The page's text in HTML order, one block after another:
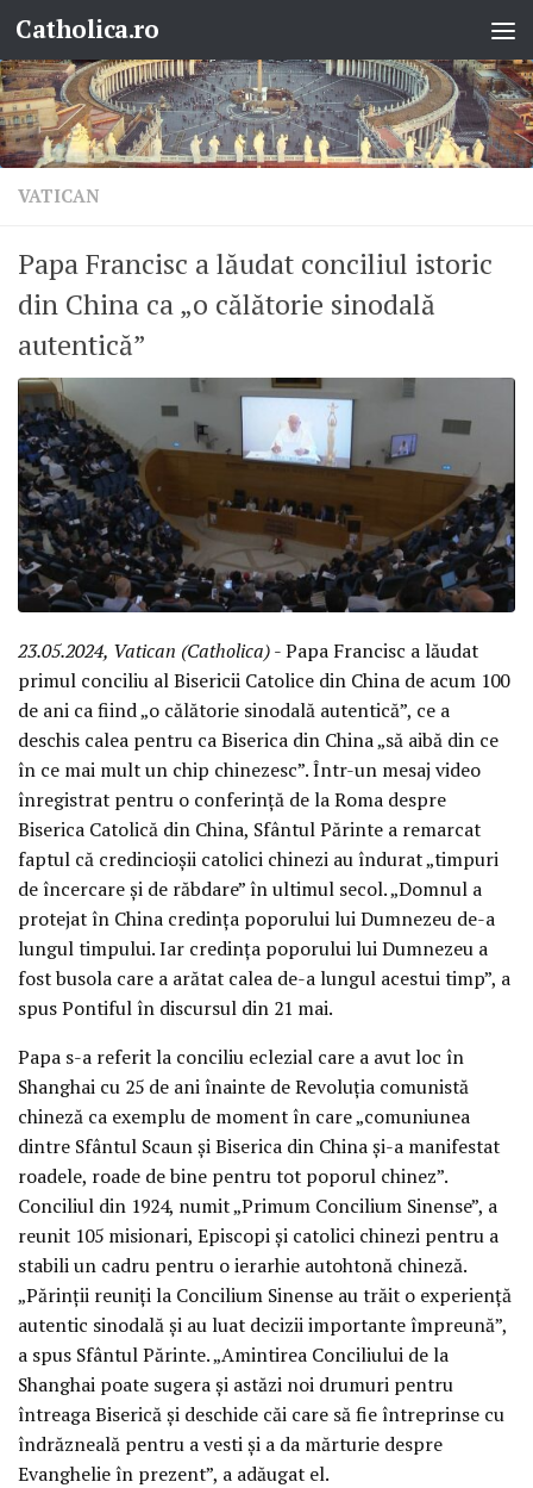
Skip to content
Catholica.ro
VATICAN
Papa Francisc a lăudat conciliul istoric
din China ca „o călătorie sinodală
autentică”
23.05.2024, Vatican (Catholica)- Papa Francisc a lăudat
primul conciliu al Bisericii Catolice din China de acum 100
de ani ca fiind „o călătorie sinodală autentică”, ce a
deschis calea pentru ca Biserica din China „să aibă din ce
în ce mai mult un chip chinezesc”. Într-un mesaj video
înregistrat pentru o conferință de la Roma despre
Biserica Catolică din China, Sfântul Părinte a remarcat
faptul că credincioșii catolici chinezi au îndurat „timpuri
de încercare și de răbdare” în ultimul secol. „Domnul a
protejat în China credința poporului lui Dumnezeu de-a
lungul timpului. Iar credința poporului lui Dumnezeu a
fost busola care a arătat calea de-a lungul acestui timp”, a
spus Pontiful în discursul din 21 mai.
Papa s-a referit la conciliu eclezial care a avut loc în
Shanghai cu 25 de ani înainte de Revoluția comunistă
chineză ca exemplu de moment în care „comuniunea
dintre Sfântul Scaun și Biserica din China și-a manifestat
roadele, roade de bine pentru tot poporul chinez”.
Conciliul din 1924, numit „Primum Concilium Sinense”, a
reunit 105 misionari, Episcopi și catolici chinezi pentru a
stabili un cadru pentru o ierarhie autohtonă chineză.
„Părinții reuniți la Concilium Sinense au trăit o experiență
autentic sinodală și au luat decizii importante împreună”,
a spus Sfântul Părinte. „Amintirea Conciliului de la
Shanghai poate sugera și astăzi noi drumuri pentru
întreaga Biserică și deschide căi care să fie întreprinse cu
îndrăzneală pentru a vesti și a da mărturie despre
Evanghelie în prezent”, a adăugat el.